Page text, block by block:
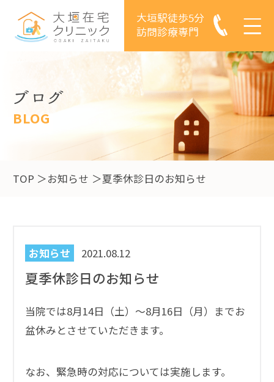
訪問診療専門
大垣駅徒歩5分
ブログ
BLOG
TOP お知らせ 夏季休診日のお知らせ
お知らせ 2021.08.12
夏季休診日のお知らせ
当院では8月14日（土）～8月16日（月）までお
盆休みとさせていただきます。
なお、緊急時の対応については実施します。